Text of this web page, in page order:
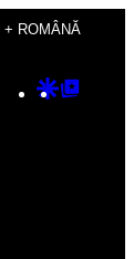
+ ROMÂNĂ
TikTok
YouTube
Google